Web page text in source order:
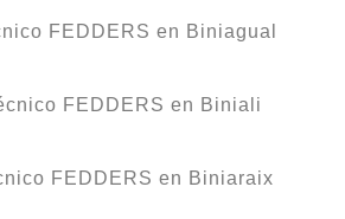
FEDDERS en Biniagual
FEDDERS en Biniali
FEDDERS en Biniaraix